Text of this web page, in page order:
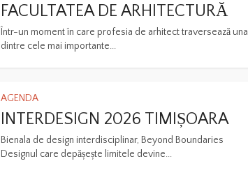
FACULTATEA DE ARHITECTURĂ
Într-un moment în care profesia de arhitect traversează una
dintre cele mai importante...
AGENDA
INTERDESIGN 2026 TIMIȘOARA
Bienala de design interdisciplinar, Beyond Boundaries
Designul care depășește limitele devine...